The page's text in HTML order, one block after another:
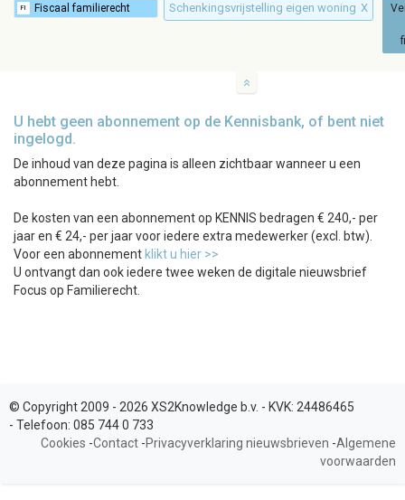
Schenkingsvrijstelling eigen woning X
U hebt geen abonnement op de Kennisbank, of bent niet
ingelogd.
De inhoud van deze pagina is alleen zichtbaar wanneer u een
abonnement hebt.
De kosten van een abonnement op KENNIS bedragen € 240,- per
jaar en € 24,- per jaar voor iedere extra medewerker (excl. btw).
Voor een abonnement klikt u hier >>
U ontvangt dan ook iedere twee weken de digitale nieuwsbrief
Focus op Familierecht.
© Copyright 2009 - 2026 XS2Knowledge b.v. - KVK: 24486465
- Telefoon: 085 744 0 733
Cookies -Contact -Privacyverklaring nieuwsbrieven -Algemene
voorwaarden